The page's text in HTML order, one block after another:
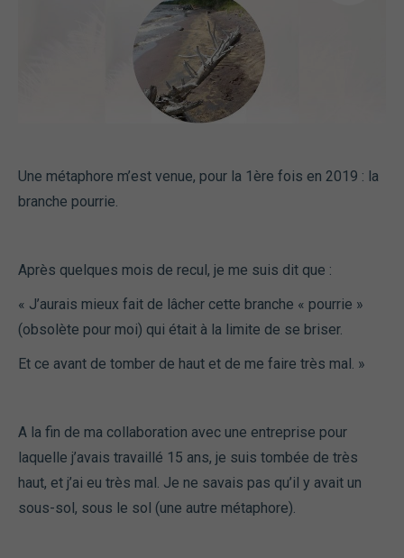
Une métaphore m’est venue, pour la 1ère fois en 2019 : la
branche pourrie.
Après quelques mois de recul, je me suis dit que :
« J’aurais mieux fait de lâcher cette branche « pourrie »
(obsolète pour moi) qui était à la limite de se briser.
Et ce avant de tomber de haut et de me faire très mal. »
A la fin de ma collaboration avec une entreprise pour
laquelle j’avais travaillé 15 ans, je suis tombée de très
haut, et j’ai eu très mal. Je ne savais pas qu’il y avait un
sous-sol, sous le sol (une autre métaphore).